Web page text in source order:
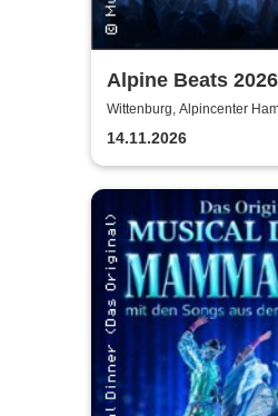
Alpine Beats 2026
Wittenburg, Alpincenter
14.11.2026